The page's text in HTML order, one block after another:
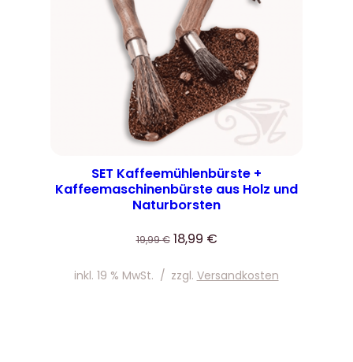
SET Kaffeemühlenbürste +
Kaffeemaschinenbürste aus Holz und
Naturborsten
19,99€ Ursprünglicher
war:
18,99 €Aktueller
ist:
inkl. 19 % MwSt. / zzgl. Versandkosten